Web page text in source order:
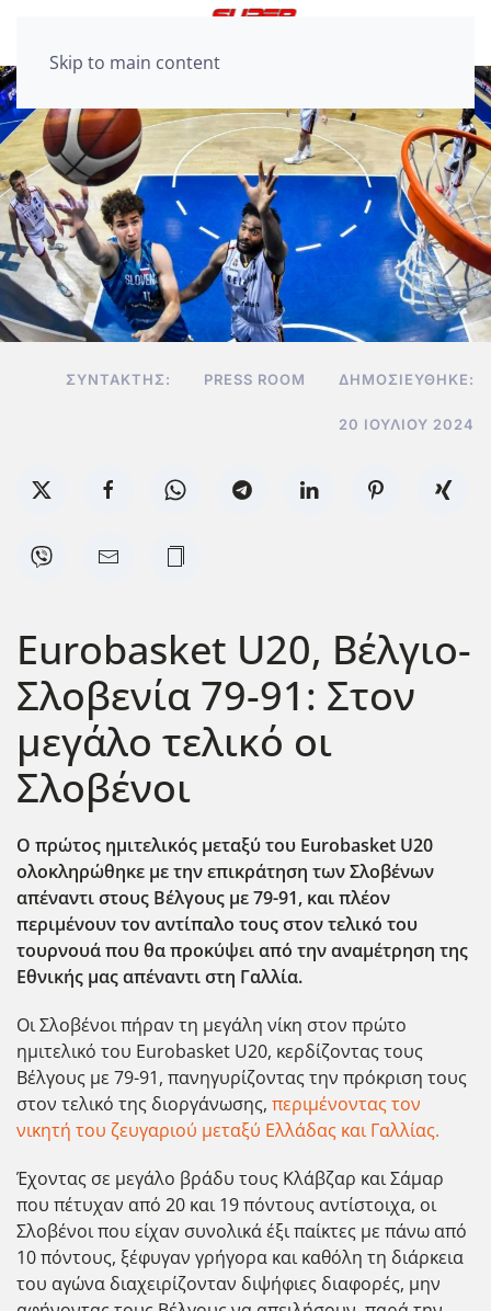
Skip to main content
ΣΥΝΤΆΚΤΗΣ: PRESS ROOM ΔΗΜΟΣΙΕΎΘΗΚΕ:
20 ΙΟΥΛΊΟΥ 2024
Eurobasket U20, Βέλγιο-
Σλοβενία 79-91: Στον
μεγάλο τελικό οι
Σλοβένοι
Ο πρώτος ημιτελικός μεταξύ του Eurobasket U20
ολοκληρώθηκε με την επικράτηση των Σλοβένων
απέναντι στους Βέλγους με 79-91, και πλέον
περιμένουν τον αντίπαλο τους στον τελικό του
τουρνουά που θα προκύψει από την αναμέτρηση της
Εθνικής μας απέναντι στη Γαλλία.
Οι Σλοβένοι πήραν τη μεγάλη νίκη στον πρώτο
ημιτελικό του Eurobasket U20, κερδίζοντας τους
Βέλγους με 79-91, πανηγυρίζοντας την πρόκριση τους
στον τελικό της διοργάνωσης, περιμένοντας τον
νικητή του ζευγαριού μεταξύ Ελλάδας και Γαλλίας.
Έχοντας σε μεγάλο βράδυ τους Κλάβζαρ και Σάμαρ
που πέτυχαν από 20 και 19 πόντους αντίστοιχα, οι
Σλοβένοι που είχαν συνολικά έξι παίκτες με πάνω από
10 πόντους, ξέφυγαν γρήγορα και καθόλη τη διάρκεια
του αγώνα διαχειρίζονταν διψήφιες διαφορές, μην